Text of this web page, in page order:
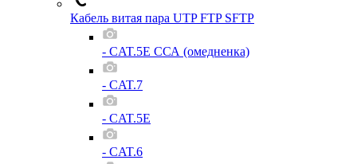
Кабель витая пара UTP FTP SFTP
- CAT.5E ССА (омедненка)
- CAT.7
- CAT.5E
- CAT.6